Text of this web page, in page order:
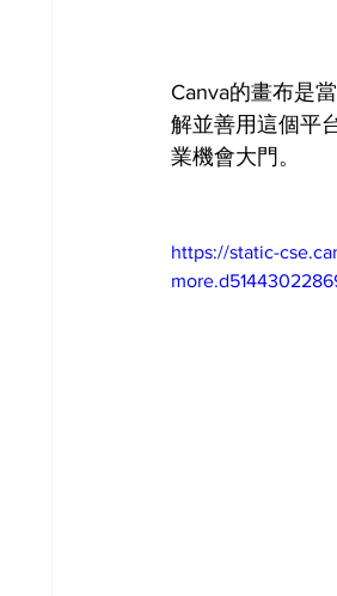
Canva的畫布是
解並善用這個平
業機會大門。
https://static-